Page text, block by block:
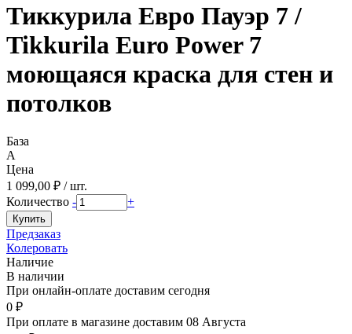
Тиккурила Евро Пауэр 7 /
Tikkurila Euro Power 7
моющаяся краска для стен и
потолков
База
A
Цена
1 099,00 ₽ / шт.
Количество - +
Предзаказ
Колеровать
Наличие
В наличии
При онлайн-оплате доставим сегодня
0 ₽
При оплате в магазине доставим 08 Августа